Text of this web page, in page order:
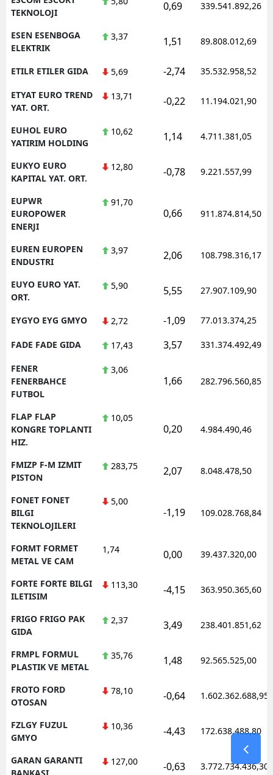
TEKNOLOJI
0,69 339.541.892,26
ESEN ESENBOGA
ELEKTRIK
3,37 1,51 89.808.012,69
ETILR ETILER GIDA 5,69 -2,74 35.532.958,52
ETYAT EURO TREND
YAT. ORT.
13,71 -0,22 11.194.021,90
EUHOL EURO
YATIRIM HOLDING
10,62 1,14 4.711.381,05
EUKYO EURO
KAPITAL YAT. ORT.
12,80 -0,78 9.221.557,99
EUPWR
EUROPOWER
ENERJI
91,70
0,66 911.874.814,50
EUREN EUROPEN
ENDUSTRI
3,97 2,06 108.798.316,17
EUYO EURO YAT.
ORT.
5,90 5,55 27.907.109,90
EYGYO EYG GMYO 2,72 -1,09 77.013.374,25
FADE FADE GIDA 17,43 3,57 331.374.492,49
FENER
FENERBAHCE
FUTBOL
3,06
1,66 282.796.560,85
FLAP FLAP
KONGRE TOPLANTI
HIZ.
10,05
0,20 4.984.490,46
FMIZP F-M IZMIT
PISTON
283,75 2,07 8.048.478,50
FONET FONET
BILGI
TEKNOLOJILERI
5,00
-1,19 109.028.768,84
FORMT FORMET
METAL VE CAM
1,74 0,00 39.437.320,00
FORTE FORTE BILGI
ILETISIM
113,30 -4,15 363.950.365,60
FRIGO FRIGO PAK
GIDA
2,37 3,49 238.401.851,62
FRMPL FORMUL
PLASTIK VE METAL
35,76 1,48 92.565.525,00
FROTO FORD
OTOSAN
78,10 -0,64 1.602.362.688,95
FZLGY FUZUL
GMYO
10,36 -4,43 172.638.488,80
GARAN GARANTI
BANKASI
127,00 -0,63 3.772.734.436,30